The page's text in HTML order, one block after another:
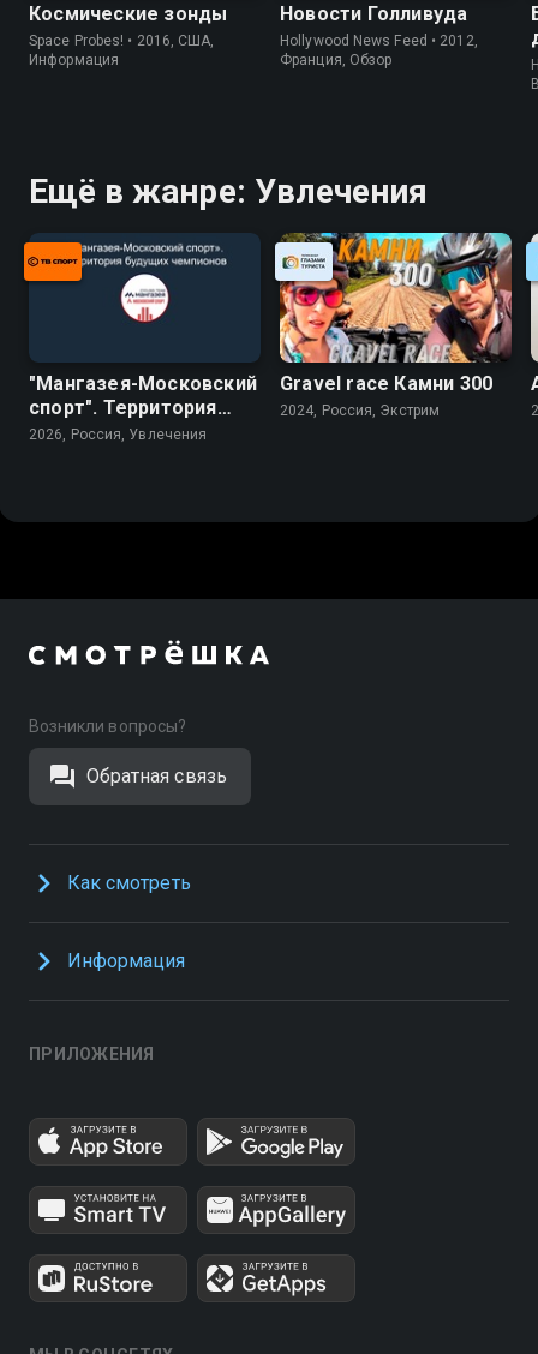
Космические зонды
Space Probes! • 2016, США,
Информация
Новости Голливуда
Hollywood News Feed • 2012,
Франция, Обзор
Ещё в жанре: Увлечения
"Мангазея-Московский
спорт". Территория
будущих чемпионов
2026, Россия, Увлечения
Gravel race Камни 300
2024, Россия, Экстрим
Возникли вопросы?
Обратная связь
Как смотреть
Информация
ПРИЛОЖЕНИЯ